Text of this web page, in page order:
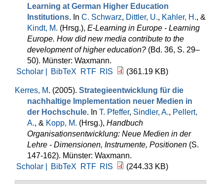
Learning at German Higher Education
Institutions. In C. Schwarz, Dittler, U., Kahler, H., &
Kindt, M. (Hrsg.), E-Learning in Europe - Learning
Europe. How did new media contribute to the
development of higher education? (Bd. 36, S. 29–
50). Münster: Waxmann.
Scholar |
BibTeX RTF RIS (361.19 KB)
Kerres, M. (2005). Strategieentwicklung für die
nachhaltige Implementation neuer Medien in
der Hochschule. In T. Pfeffer, Sindler, A., Pellert,
A., & Kopp, M. (Hrsg.), Handbuch
Organisationsentwicklung: Neue Medien in der
Lehre - Dimensionen, Instrumente, Positionen (S.
147-162). Münster: Waxmann.
Scholar |
BibTeX RTF RIS (244.33 KB)